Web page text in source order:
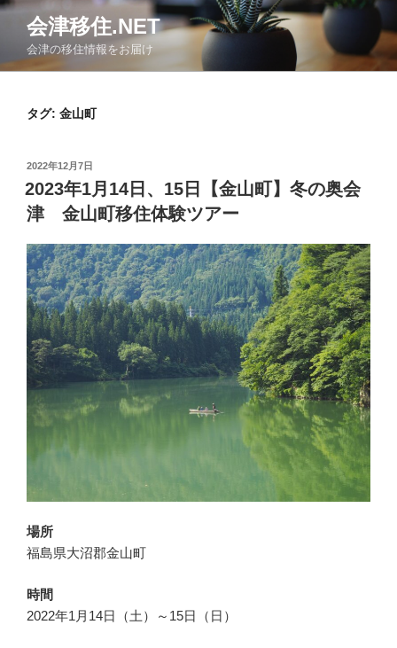
コ
ン
会津移住.NET
会津の移住情報をお届け
タグ: 金山町
投
稿
日:
2022年12月7日
2023年1月14日、15日【金山町】冬の奥会
津 金山町移住体験ツアー
場所
福島県大沼郡金山町
時間
2022年1月14日（土）～15日（日）